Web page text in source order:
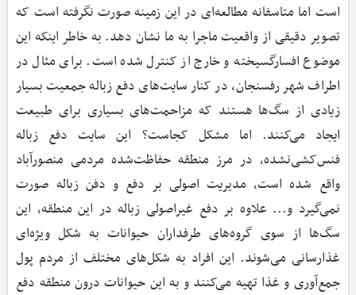
است اما متاسفانه مطالعه‌ای در این زمینه صورت نگرفته است که
تصویر دقیقی از واقعیت ماجرا به ما نشان دهد. به خاطر اینکه این
موضوع افسارگسیخته و خارج از کنترل شده است. برای مثال در
اطراف شهر رفسنجان، در کنار سایت‌های دفع زباله جمعیت بسیار
زیادی از سگ‌ها هستند که مزاحمت‌های بسیاری برای طبیعت
ایجاد می‌کنند. اما مشکل کجاست؟ این سایت دفع زباله
فنس‌کشی‌نشده، در مرز منطقه حفاظت‌شده مردمی منصورآباد
واقع شده است، مدیریت اصولی بر دفع و دفن زباله صورت
نمی‌گیرد و... علاوه بر دفع غیراصولی زباله در این منطقه، این
سگ‌ها از سوی گروه‌های طرفداران حیوانات به شکل ویژه‌ای
غذارسانی می‌شوند. این افراد به شکل‌های مختلف از مردم پول
جمع‌آوری و غذا تهیه می‌کنند و به این حیوانات درون منطقه دفع